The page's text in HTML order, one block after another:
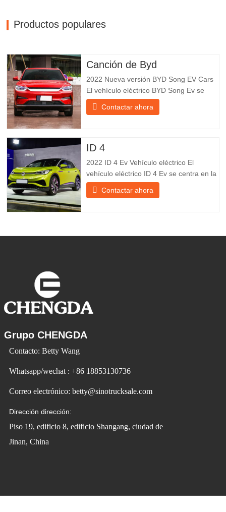
Productos populares
Canción de Byd
2022 Nueva versión BYD Song EV Cars
El vehículo eléctrico BYD Song Ev se
centra en la experiencia del cliente y el
desarrollo de productos para satisfacer la
populares. BYD Song Ev Electric Vehicle
Contactar ahora
ID 4
2022 ID 4 Ev Vehículo eléctrico El
vehículo eléctrico ID 4 Ev se centra en la
experiencia del cliente y el desarrollo de
productos para satisfacer la demanda del
Contactar ahora
Grupo CHENGDA
Contacto: Betty Wang
Whatsapp/wechat : +86 18853130736
Correo electrónico: betty@sinotrucksale.com
Dirección dirección:
Piso 19, edificio 8, edificio Shangang, ciudad de
Jinan, China